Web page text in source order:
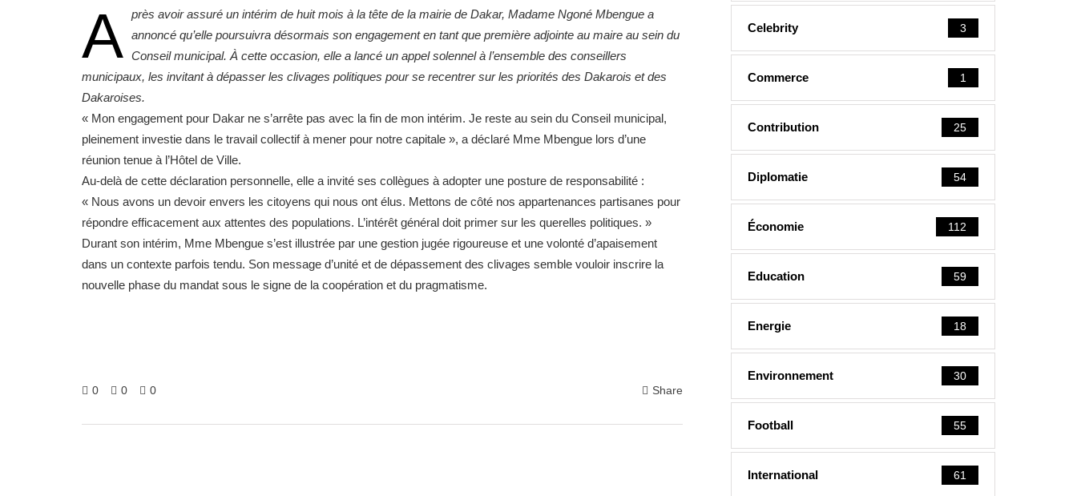
A près avoir assuré un intérim de huit mois à la tête de la mairie de Dakar, Madame Ngoné Mbengue a
annoncé qu’elle poursuivra désormais son engagement en tant que première adjointe au maire au sein du
Conseil municipal. À cette occasion, elle a lancé un appel solennel à l’ensemble des conseillers
municipaux, les invitant à dépasser les clivages politiques pour se recentrer sur les priorités des Dakarois et des
Dakaroises.
« Mon engagement pour Dakar ne s’arrête pas avec la fin de mon intérim. Je reste au sein du Conseil municipal,
pleinement investie dans le travail collectif à mener pour notre capitale », a déclaré Mme Mbengue lors d’une
réunion tenue à l’Hôtel de Ville.
Au-delà de cette déclaration personnelle, elle a invité ses collègues à adopter une posture de responsabilité :
« Nous avons un devoir envers les citoyens qui nous ont élus. Mettons de côté nos appartenances partisanes pour
répondre efficacement aux attentes des populations. L’intérêt général doit primer sur les querelles politiques. »
Durant son intérim, Mme Mbengue s’est illustrée par une gestion jugée rigoureuse et une volonté d’apaisement
dans un contexte parfois tendu. Son message d’unité et de dépassement des clivages semble vouloir inscrire la
nouvelle phase du mandat sous le signe de la coopération et du pragmatisme.
0 0 0 Share
Celebrity 3
Commerce 1
Contribution 25
Diplomatie 54
Économie 112
Education 59
Energie 18
Environnement 30
Football 55
International 61